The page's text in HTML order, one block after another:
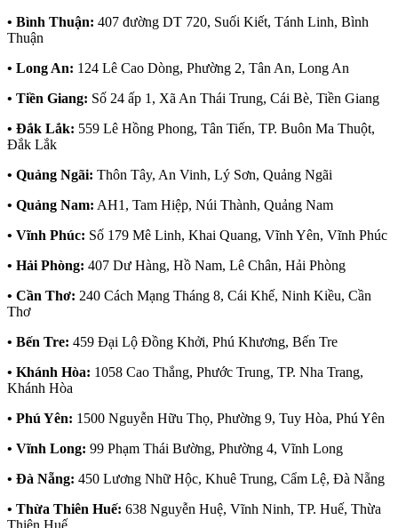
• Bình Thuận: 407 đường DT 720, Suối Kiết, Tánh Linh, Bình
Thuận
• Long An: 124 Lê Cao Dòng, Phường 2, Tân An, Long An
• Tiền Giang: Số 24 ấp 1, Xã An Thái Trung, Cái Bè, Tiền Giang
• Đắk Lắk: 559 Lê Hồng Phong, Tân Tiến, TP. Buôn Ma Thuột,
Đắk Lắk
• Quảng Ngãi: Thôn Tây, An Vinh, Lý Sơn, Quảng Ngãi
• Quảng Nam: AH1, Tam Hiệp, Núi Thành, Quảng Nam
• Vĩnh Phúc: Số 179 Mê Linh, Khai Quang, Vĩnh Yên, Vĩnh Phúc
• Hải Phòng: 407 Dư Hàng, Hồ Nam, Lê Chân, Hải Phòng
• Cần Thơ: 240 Cách Mạng Tháng 8, Cái Khế, Ninh Kiều, Cần
Thơ
• Bến Tre: 459 Đại Lộ Đồng Khởi, Phú Khương, Bến Tre
• Khánh Hòa: 1058 Cao Thắng, Phước Trung, TP. Nha Trang,
Khánh Hòa
• Phú Yên: 1500 Nguyễn Hữu Thọ, Phường 9, Tuy Hòa, Phú Yên
• Vĩnh Long: 99 Phạm Thái Bường, Phường 4, Vĩnh Long
• Đà Nẵng: 450 Lương Nhữ Hộc, Khuê Trung, Cẩm Lệ, Đà Nẵng
• Thừa Thiên Huế: 638 Nguyễn Huệ, Vĩnh Ninh, TP. Huế, Thừa
Thiên Huế